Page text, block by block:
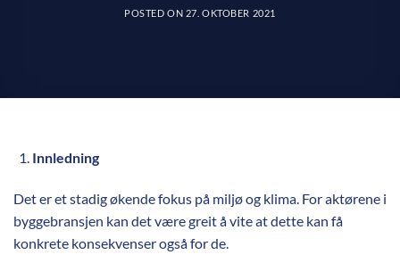
POSTED ON 27. OKTOBER 2021
Innledning
Det er et stadig økende fokus på miljø og klima. For aktørene i
byggebransjen kan det være greit å vite at dette kan få
konkrete konsekvenser også for de.